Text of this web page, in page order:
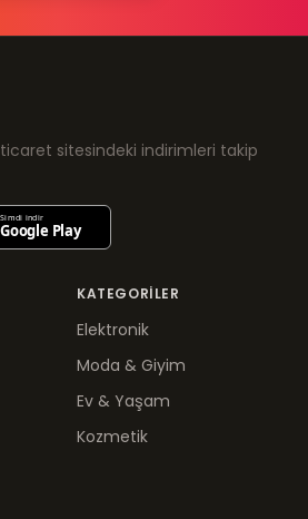
sitesindeki indirimleri takip
KATEGORILER
Elektronik
Moda & Giyim
Ev & Yaşam
Kozmetik